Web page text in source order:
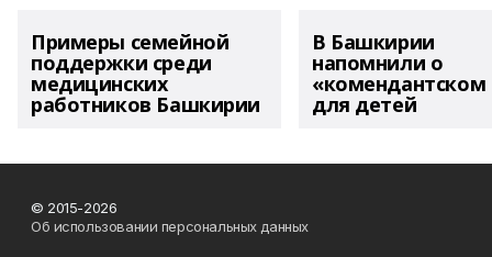
Примеры семейной
поддержки среди
медицинских
работников Башкирии
В Башкирии
напомнили о
«комендантском
для детей
© 2015-2026
Об использовании персональных данных